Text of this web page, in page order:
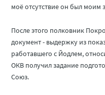
моё отсутствие он был моим
После этого полковник
документ - выдержку из
работавшего с Йодлем,
ОКВ получил задание
Союз.